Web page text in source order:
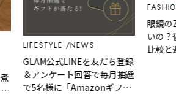
LIFESTYLE NEWS
GLAM公式LINEを友だち登録
＆アンケート回答で毎月抽選
で5名様に「Amazonギフト
FASHION
眼鏡のZoff
いの？後悔
比較と選び